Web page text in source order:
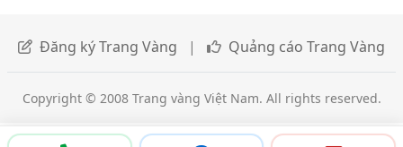
Đăng ký Trang Vàng | Quảng cáo Trang Vàng
Copyright © 2008 Trang vàng Việt Nam. All rights reserved.